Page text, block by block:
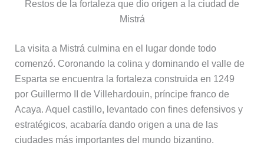
Restos de la fortaleza que dio origen a la ciudad de
Mistrá
La visita a Mistrá culmina en el lugar donde todo
comenzó. Coronando la colina y dominando el valle de
Esparta se encuentra la fortaleza construida en 1249
por Guillermo II de Villehardouin, príncipe franco de
Acaya. Aquel castillo, levantado con fines defensivos y
estratégicos, acabaría dando origen a una de las
ciudades más importantes del mundo bizantino.